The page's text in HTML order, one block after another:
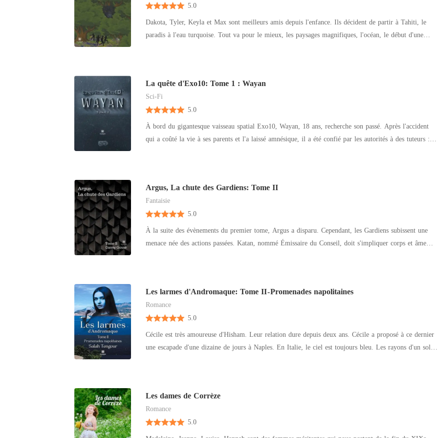
niveau des leviers de commande de leur pays. Ce savoir acquis sera-t-il suffisant pour faire face à des
monstres qui mettent à mal les leurs ?
5.0
Dakota, Tyler, Keyla et Max sont meilleurs amis depuis l'enfance. Ils décident de partir à Tahiti, le
paradis à l'eau turquoise. Tout va pour le mieux, les paysages magnifiques, l'océan, le début d'une
La quête d'Exo10: Tome 1 : Wayan
Sci-Fi
5.0
À bord du gigantesque vaisseau spatial Exo10, Wayan, 18 ans, recherche son passé. Après l'accident
qui a coûté la vie à ses parents et l'a laissé amnésique, il a été confié par les autorités à des tuteurs :
que celle-ci va changer le destin des Exodiens, et surtout le sien.
Argus, La chute des Gardiens: Tome II
Fantaisie
5.0
À la suite des évènements du premier tome, Argus a disparu. Cependant, les Gardiens subissent une
menace née des actions passées. Katan, nommé Émissaire du Conseil, doit s'impliquer corps et âme
Dérin.
Les larmes d'Andromaque: Tome II - Promenades napolitaines
Romance
5.0
Cécile est très amoureuse d'Hisham. Leur relation dure depuis deux ans. Cécile a proposé à ce dernier
une escapade d'une dizaine de jours à Naples. En Italie, le ciel est toujours bleu. Les rayons d'un soleil
avec les femmes, il se montre souvent indécis et hésitant. Dans le couple qu'il forme avec Cécile,
apparaissent déjà les premières fêlures. Hisham est rattrapé par une ancienne nostalgie. L'évocation
d'Andromaque entretient un étrange souvenir. Celui d'une femme aux yeux verts, belle et mystérieuse...
Les dames de Corrèze
Romance
5.0